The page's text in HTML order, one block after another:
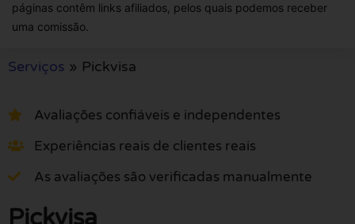
páginas contêm links afiliados, pelos quais podemos receber
uma comissão.
Serviços » Pickvisa
Avaliações confiáveis e independentes
Experiências reais de clientes reais
As avaliações são verificadas manualmente
Pickvisa